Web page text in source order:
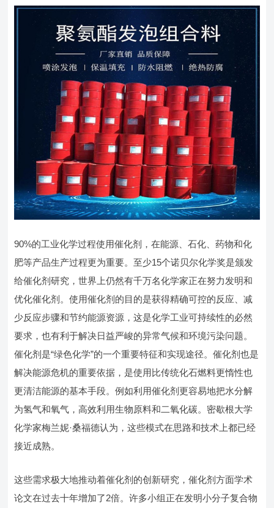
90%的工业化学过程使用催化剂，在能源、石化、药物和化
肥等产品生产过程更为重要。至少15个诺贝尔化学奖是颁发
给催化剂研究，世界上仍然有千万名化学家正在努力发明和
优化催化剂。使用催化剂的目的是获得精确可控的反应、减
少反应步骤和节约能源资源，这是化学工业可持续性的必然
要求，也有利于解决日益严峻的异常气候和环境污染问题。
催化剂是“绿色化学”的一个重要特征和实现途径。催化剂也是
解决能源危机的重要依据，是使用比传统化石燃料更惰性也
更清洁能源的基本手段。例如利用催化剂更容易地把水分解
为氢气和氧气，高效利用生物原料和二氧化碳。密歇根大学
化学家梅兰妮·桑福德认为，这些模式在思路和技术上都已经
接近成熟。
这些需求极大地推动着催化剂的创新研究，催化剂方面学术
论文在过去十年增加了2倍。许多小组正在发明小分子复合物